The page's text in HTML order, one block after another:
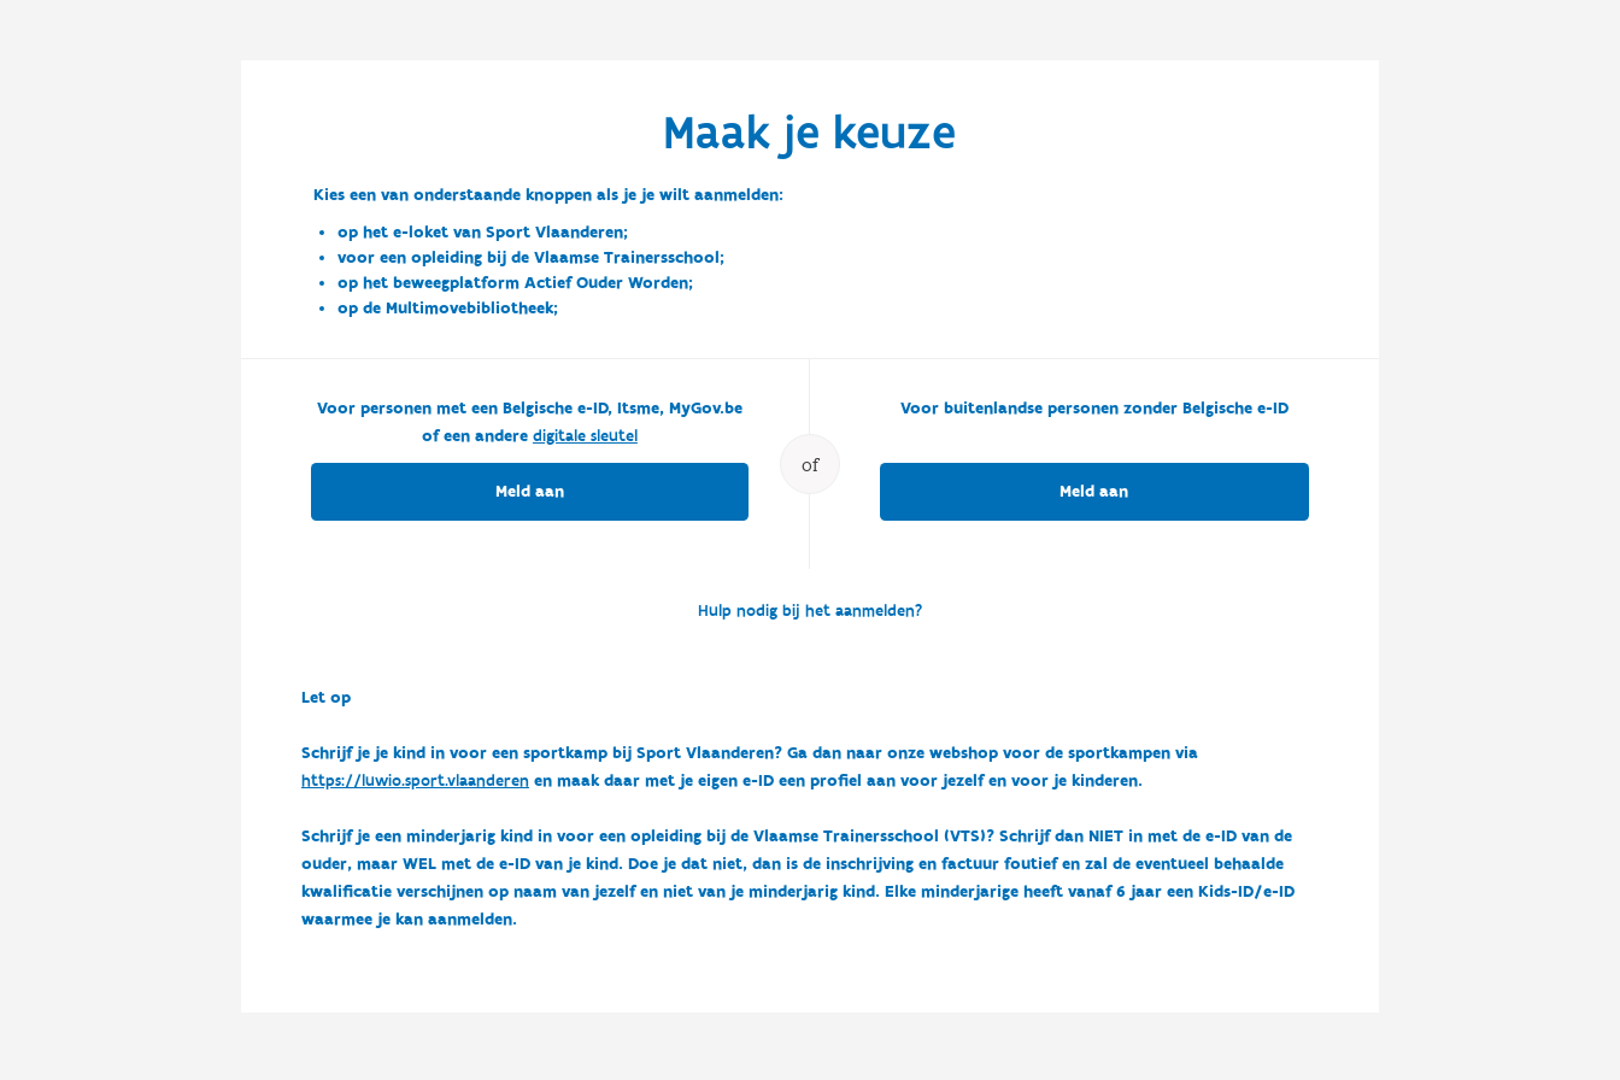
Maak je keuze
Kies een van onderstaande knoppen als je je wilt aanmelden:
op het e-loket van Sport Vlaanderen;
voor een opleiding bij de Vlaamse Trainersschool;
op het beweegplatform Actief Ouder Worden;
op de Multimovebibliotheek;
of
Voor personen met een Belgische e-ID, Itsme, MyGov.be
of een andere digitale sleutel
Meld aan
Voor buitenlandse personen zonder Belgische e-ID
Meld aan
Hulp nodig bij het aanmelden?
Let op
Schrijf je je kind in voor een sportkamp bij Sport Vlaanderen? Ga dan naar onze webshop voor de sportkampen via
https://luwio.sport.vlaanderenen maak daar met je eigen e-ID een profiel aan voor jezelf en voor je kinderen.
Schrijf je een minderjarig kind in voor een opleiding bij de Vlaamse Trainersschool (VTS)? Schrijf dan NIET in met de e-ID van de
ouder, maar WEL met de e-ID van je kind. Doe je dat niet, dan is de inschrijving en factuur foutief en zal de eventueel behaalde
kwalificatie verschijnen op naam van jezelf en niet van je minderjarig kind. Elke minderjarige heeft vanaf 6 jaar een Kids-ID/e-ID
waarmee je kan aanmelden.